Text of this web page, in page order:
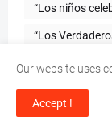
“Los niños
“Los
"Lunes de
“Luz verde”
"Magia (1)
Our website uses
Accept !